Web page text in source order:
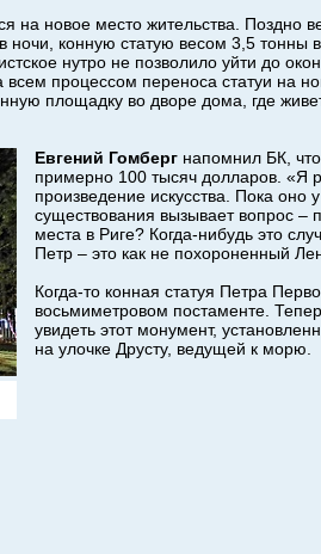
на новое место жительства. Поздно
ночи, конную статую весом 3,5 тонны
нутро не позволило уйти до
процессом переноса статуи на
площадку во дворе дома, где
Евгений Гомберг напомнил БК, что
примерно 100 тысяч долларов. «Я
произведение искусства. Пока
существования вызывает вопрос –
места в Риге? Когда-нибудь это
Петр – это как не похороненный
Когда-то конная статуя Петра
восьмиметровом постаменте.
увидеть этот монумент,
на улочке Друсту, ведущей к морю.